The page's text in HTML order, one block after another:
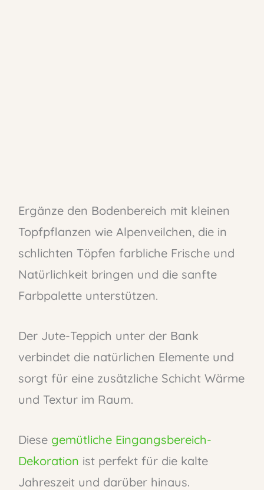
Ergänze den Bodenbereich mit kleinen
Topfpflanzen wie Alpenveilchen, die in
schlichten Töpfen farbliche Frische und
Natürlichkeit bringen und die sanfte
Farbpalette unterstützen.
Der Jute-Teppich unter der Bank
verbindet die natürlichen Elemente und
sorgt für eine zusätzliche Schicht Wärme
und Textur im Raum.
Diese gemütliche Eingangsbereich-
Dekoration ist perfekt für die kalte
Jahreszeit und darüber hinaus.